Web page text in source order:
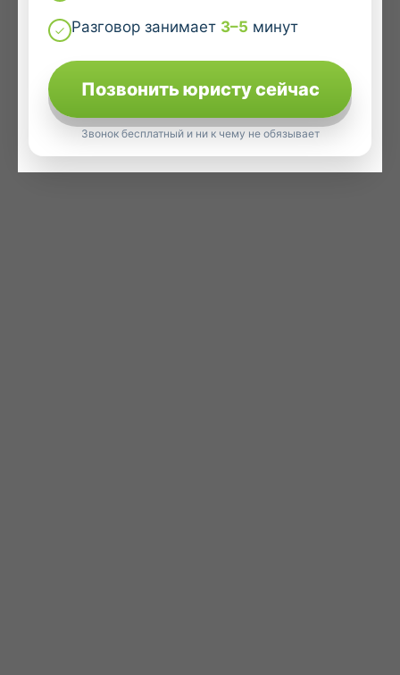
Разговор занимает 3–5 минут
Позвонить юристу сейчас
Звонок бесплатный и ни к чему не обязывает